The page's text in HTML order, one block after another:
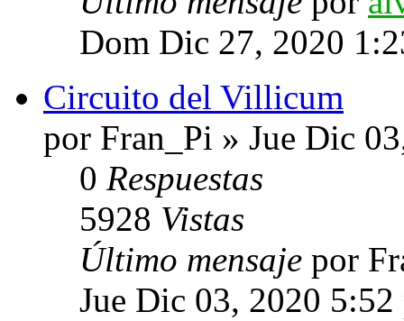
Dom Dic 27, 2020
Circuito del Villicum
por Fran_Pi » Jue Dic
0 Respuestas
5928 Vistas
Último mensaje por
Jue Dic 03, 2020 5:52